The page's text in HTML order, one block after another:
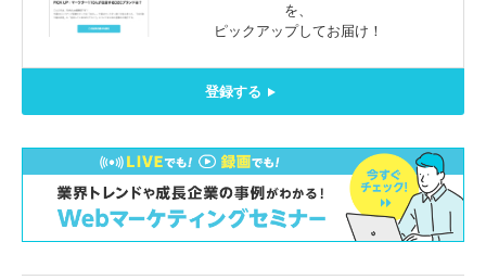
を、
ピックアップしてお届け！
登録する